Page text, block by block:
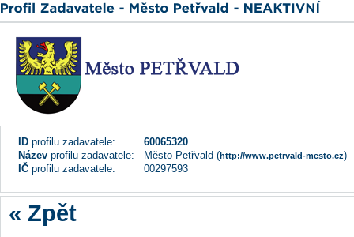
ID profilu zadavatele:
60065320
Název profilu zadavatele: Město Petřvald (http://www.petrvald-mesto.cz)
IČ profilu zadavatele: 00297593
« Zpět